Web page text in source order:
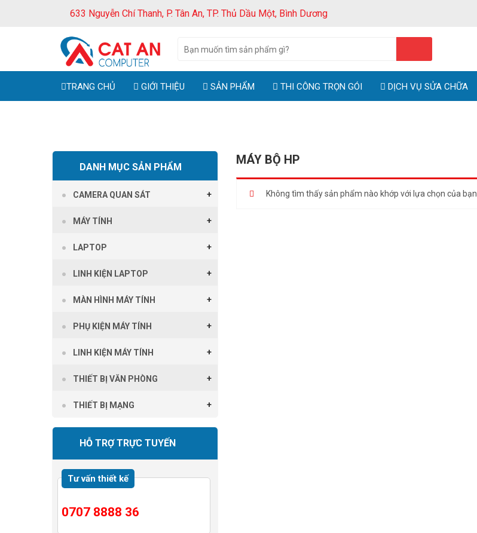
633 Nguyễn Chí Thanh, P. Tân An, TP. Thủ Dầu Một, Bình Dương
TRANG CHỦ GIỚI THIỆU SẢN PHẨM THI CÔNG TRỌN GÓI DỊCH VỤ SỬA CHỮA
MÁY BỘ HP
Không tìm thấy sản phẩm nào khớp với lựa chọn của bạn.
DANH MỤC SẢN PHẨM
CAMERA QUAN SÁT
MÁY TÍNH
LAPTOP
LINH KIỆN LAPTOP
MÀN HÌNH MÁY TÍNH
PHỤ KIỆN MÁY TÍNH
LINH KIỆN MÁY TÍNH
THIẾT BỊ VĂN PHÒNG
THIẾT BỊ MẠNG
HỖ TRỢ TRỰC TUYẾN
Tư vấn thiết kế
0707 8888 36